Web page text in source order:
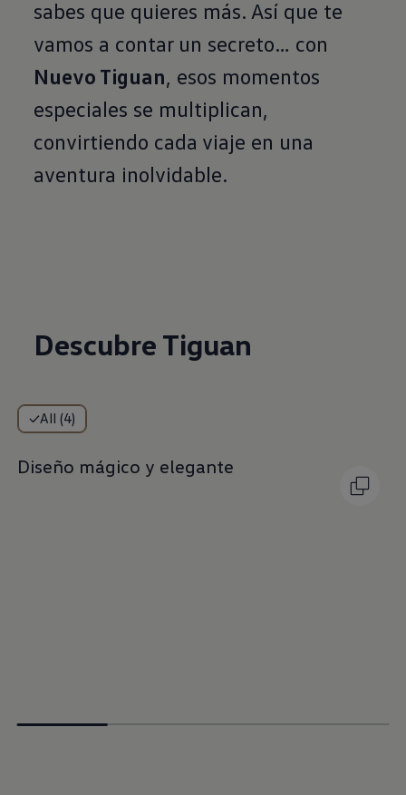
sabes que quieres más. Así que te
vamos a contar un secreto… con
Nuevo Tiguan, esos momentos
especiales se multiplican,
convirtiendo cada viaje en una
aventura inolvidable.
Descubre Tiguan
All (4)
Diseño mágico y elegante